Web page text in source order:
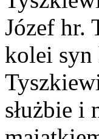
Józef hr.
kolei syn
służbie i